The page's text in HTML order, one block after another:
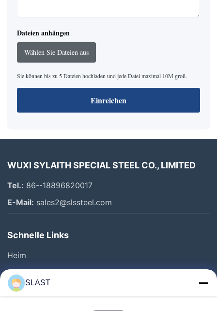
Dateien anhängen
Wählen Sie Dateien aus
Sie können bis zu 5 Dateien hochladen und jede Datei maximal 10M groß.
Einreichen
WUXI SYLAITH SPECIAL STEEL CO., LIMITED
Tel.: 86--18896820017
E-Mail: sales2@slssteel.com
Schnelle Links
Heim
Produkte
Videos
SLAST